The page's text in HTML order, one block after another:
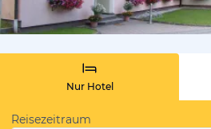
Nur Hotel
Reisezeitraum